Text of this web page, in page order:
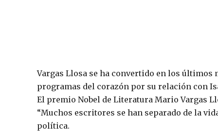
Vargas Llosa se ha convertido en los últimos
programas del corazón por su relación con
El premio Nobel de Literatura Mario Vargas
“Muchos escritores se han separado de la
política.